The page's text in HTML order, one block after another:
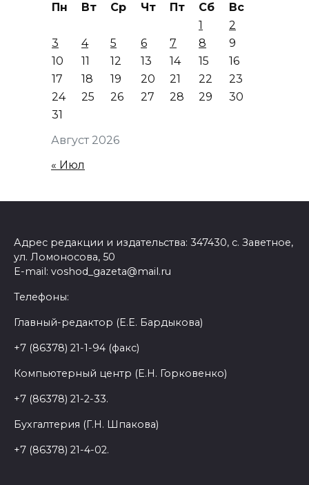
Август 2026
Пн Вт Ср Чт Пт Сб
Вс
1
2
3
4 5 6 7 8
9
10
11 12 13 14 15
16
17
18 19 20 21 22
23
24
25 26 27 28 29
30
31
« Июл
Адрес редакции и издательства: 347430, с. Заветное,
ул. Ломоносова, 50
E-mail: voshod_gazeta@mail.ru
Телефоны:
Главный-редактор (Е.Е. Бардыкова)
+7 (86378) 21-1-94 (факс)
Компьютерный центр (Е.Н. Горковенко)
+7 (86378) 21-2-33.
Бухгалтерия (Г.Н. Шпакова)
+7 (86378) 21-4-02.